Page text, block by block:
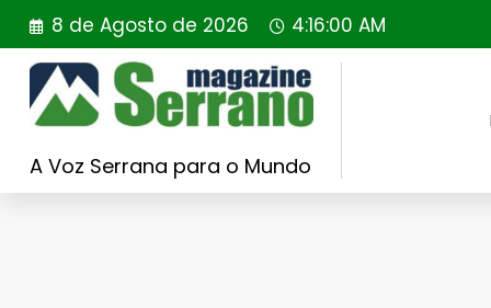
Saltar
para
conteúdo
8 de Agosto de 2026 4:16:02 AM
A Voz Serrana para o Mundo